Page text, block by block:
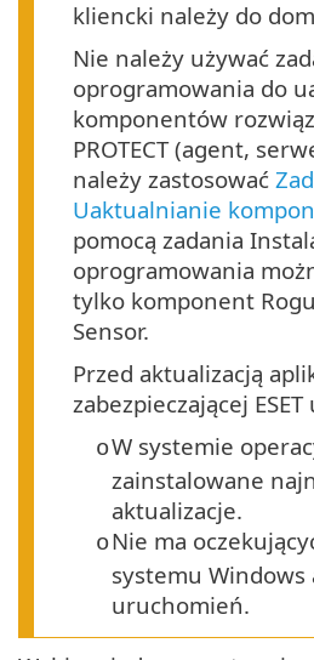
kliencki należy do
Nie należy używać
oprogramowania do
komponentów
PROTECT (agent,
należy zastosować
Uaktualnianie
pomocą zadania
oprogramowania
tylko komponent
Sensor.
Przed aktualizacją
zabezpieczającej
oW systemie
zainstalowane
aktualizacje.
oNie ma
systemu
uruchomień.